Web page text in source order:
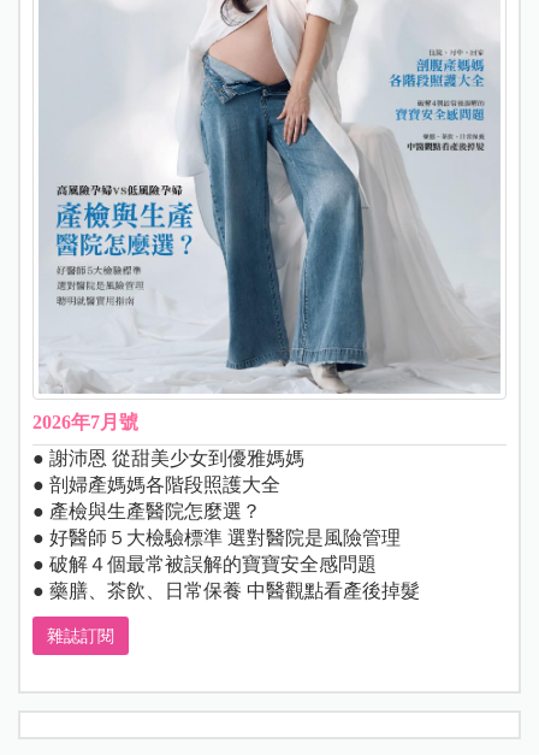
2026年7月號
● 謝沛恩 從甜美少女到優雅媽媽
● 剖婦產媽媽各階段照護大全
● 產檢與生產醫院怎麼選？
● 好醫師５大檢驗標準 選對醫院是風險管理
● 破解４個最常被誤解的寶寶安全感問題
● 藥膳、茶飲、日常保養 中醫觀點看產後掉髮
雜誌訂閱